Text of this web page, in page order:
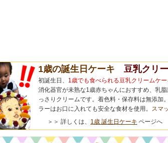
1歳の誕生日ケーキ 豆乳クリ
初誕生日、 1歳でも食べられる豆乳クリームケ
消化器官が未熟な1歳赤ちゃんにおすすめ、乳
っさりクリームです。着色料・保存料は無添加
ラーはお口に入れても安全な食材を使用。 スマ
＞＞ 詳しくは、 1歳 誕生日ケーキ ページへ